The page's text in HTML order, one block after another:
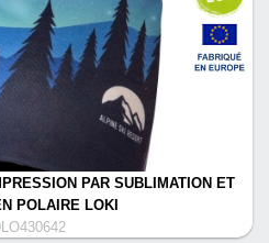
PAR SUBLIMATION ET
POLAIRE LOKI